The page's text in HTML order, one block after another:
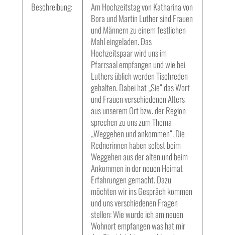
Beschreibung:
Am Hochzeitstag von Katharina von
Bora und Martin Luther sind Frauen
und Männern zu einem festlichen
Mahl eingeladen. Das
Hochzeitspaar wird uns im
Pfarrsaal empfangen und wie bei
Luthers üblich werden Tischreden
gehalten. Dabei hat „Sie“ das Wort
und Frauen verschiedenen Alters
aus unserem Ort bzw. der Region
sprechen zu uns zum Thema
„Weggehen und ankommen“. Die
Rednerinnen haben selbst beim
Weggehen aus der alten und beim
Ankommen in der neuen Heimat
Erfahrungen gemacht. Dazu
möchten wir ins Gespräch kommen
und uns verschiedenen Fragen
stellen: Wie wurde ich am neuen
Wohnort empfangen was hat mir